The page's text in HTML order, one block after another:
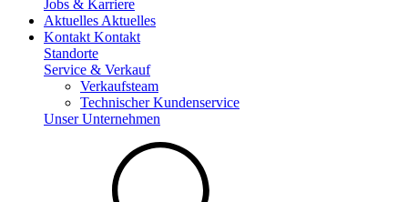
Jobs & Karriere
Aktuelles Aktuelles
Kontakt Kontakt
Standorte
Service & Verkauf
Verkaufsteam
Technischer Kundenservice
Unser Unternehmen